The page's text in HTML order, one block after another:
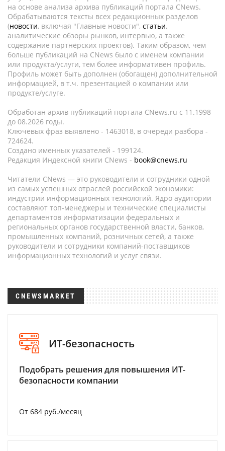
на основе анализа архива публикаций портала CNews.
Обрабатываются тексты всех редакционных разделов
(новости, включая "Главные новости", статьи,
аналитические обзоры рынков, интервью, а также
содержание партнёрских проектов). Таким образом, чем
больше публикаций на CNews было с именем компании
или продукта/услуги, тем более информативен профиль.
Профиль может быть дополнен (обогащен) дополнительной
информацией, в т.ч. презентацией о компании или
продукте/услуге.
Обработан архив публикаций портала CNews.ru c 11.1998
до 08.2026 годы.
Ключевых фраз выявлено - 1463018, в очереди разбора -
724624.
Создано именных указателей - 199124.
Редакция Индексной книги CNews - book@cnews.ru
Читатели CNews — это руководители и сотрудники одной
из самых успешных отраслей российской экономики:
индустрии информационных технологий. Ядро аудитории
составляют топ-менеджеры и технические специалисты
департаментов информатизации федеральных и
региональных органов государственной власти, банков,
промышленных компаний, розничных сетей, а также
руководители и сотрудники компаний-поставщиков
информационных технологий и услуг связи.
CNEWSMARKET
ИТ-безопасность
Подобрать решения для повышения ИТ-
безопасности компании
От 684 руб./месяц